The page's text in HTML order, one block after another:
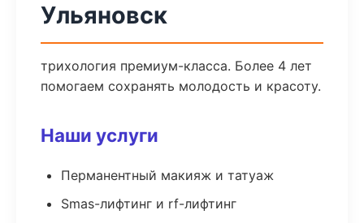
Ульяновск
трихология премиум-класса. Более 4 лет
помогаем сохранять молодость и красоту.
Наши услуги
Перманентный макияж и татуаж
Smas-лифтинг и rf-лифтинг